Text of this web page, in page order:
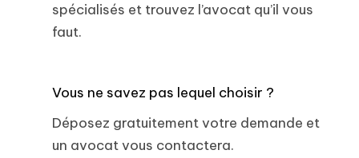
spécialisés et trouvez l’avocat qu’il vous
faut.
Vous ne savez pas lequel choisir ?
Déposez gratuitement votre demande et
un avocat vous contactera.